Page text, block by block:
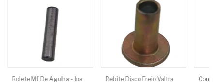
Rolete Mf De Agulha - Ina
Rebite Disco Freio Valtra